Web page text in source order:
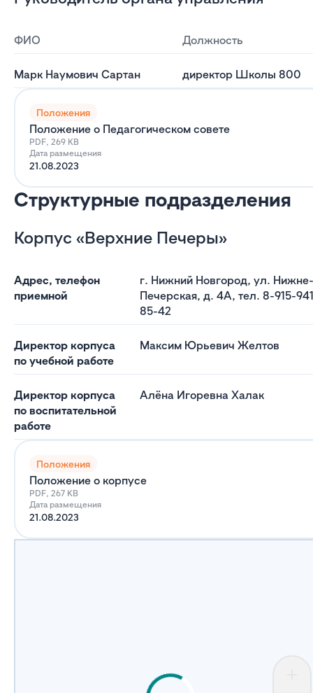
ФИО Должность
Марк Наумович Сартан директор Школы 800
Положения
Положение о Педагогическом совете
PDF, 269 KB
Дата размещения
21.08.2023
Структурные подразделения
Корпус «Верхние Печеры»
Адрес, телефон
приемной
г. Нижний Новгород, ул. Нижне-
Печерская, д. 4А, тел. 8-915-
85-42
Директор корпуса
по учебной работе
Максим Юрьевич Желтов
Директор корпуса
по воспитательной
работе
Алёна Игоревна Халак
Положения
Положение о корпусе
PDF, 267 KB
Дата размещения
21.08.2023